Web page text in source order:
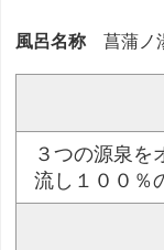
風呂名称 菖蒲ノ
３つの源泉を
流し１００％